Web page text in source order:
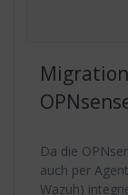
Da die
auch per
Wazuh)